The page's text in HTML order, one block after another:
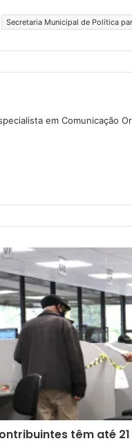
Secretaria Municipal de Política
em Comunicação
têm até